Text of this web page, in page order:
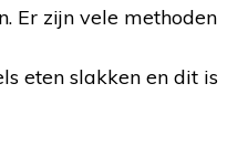
Er zijn vele methoden
eten slakken en dit is